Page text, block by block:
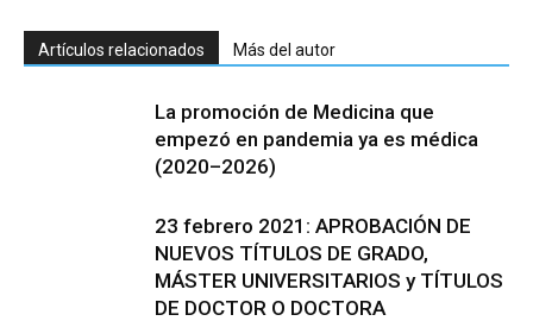
Artículos relacionados Más del autor
La promoción de Medicina que
empezó en pandemia ya es médica
(2020–2026)
23 febrero 2021: APROBACIÓN DE
NUEVOS TÍTULOS DE GRADO,
MÁSTER UNIVERSITARIOS y TÍTULOS
DE DOCTOR O DOCTORA